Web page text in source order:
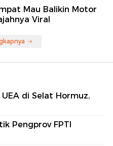
Mau Balikin Motor
Viral
di Selat Hormuz,
Pengprov FPTI